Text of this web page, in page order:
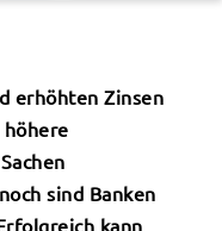
erhöhten Zinsen
sind Banken
kann